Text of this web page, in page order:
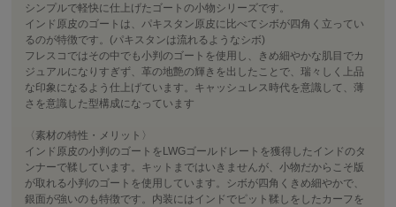
シンプルで軽快に仕上げたゴートの小物シリーズです。
インド原皮のゴートは、パキスタン原皮に比べてシボが四角く立ってい
るのが特徴です。(パキスタンは流れるようなシボ)
フレスコではその中でも小判のゴートを使用し、きめ細やかな肌目でカ
ジュアルになりすぎず、革の地艶の輝きを出したことで、瑞々しく上品
な印象になるよう仕上げています。キャッシュレス時代を意識して、薄
さを意識した型構成になっています
〈素材の特性・メリット〉
インド原皮の小判のゴートをLWGゴールドレートを獲得したインドのタ
ンナーで鞣しています。キットまではいきませんが、小物だからこそ版
が取れる小判のゴートを使用しています。シボが四角くきめ細やかで、
銀面が強いのも特徴です。内装にはインドでピット鞣しをしたカーフを